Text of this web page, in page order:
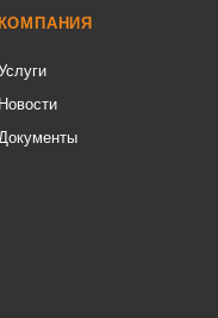
КОМПАНИЯ
Новости